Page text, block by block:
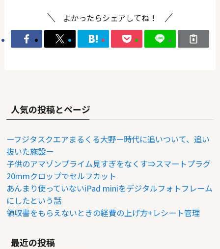
よかったらシェアしてね！
人気の投稿とページ
ーフジタスクエアまるくる大野ー時代に追いついて、追い
抜いた施設ー
子供のアマゾンプライム見すぎをなくす⇒スマートプラグ
20mmクロップでセルフカット
あんまり使っていないiPad miniをデジタルフォトフレーム
にしたという話
領収書をもらえないときの経費の上げ方+レシート管理
最近の投稿